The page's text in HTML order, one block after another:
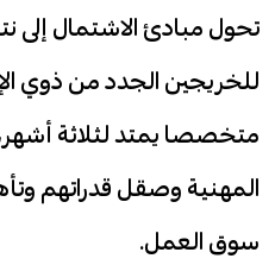
تحول مبادئ الاشتمال إلى
للخريجين الجدد من ذوي
متخصصا يمتد لثلاثة
المهنية وصقل قدراتهم
سوق العمل.